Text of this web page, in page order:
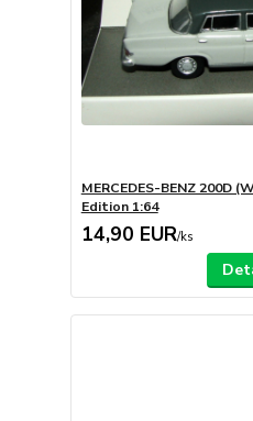
MERCEDES-BENZ 200D
Edition 1:64
14,90 EUR/ks